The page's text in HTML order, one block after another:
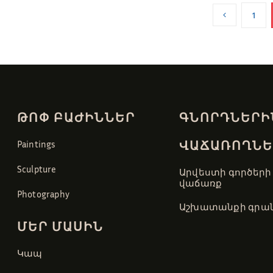
1
ԹՈՓ ԲԱԺԻՆՆԵՐ
Paintings
Sculpture
Photography
ՄԵՐ ՄԱՍԻՆ
Կապ
Արվեստի գործերի
վաճառք
Աշխատանքի